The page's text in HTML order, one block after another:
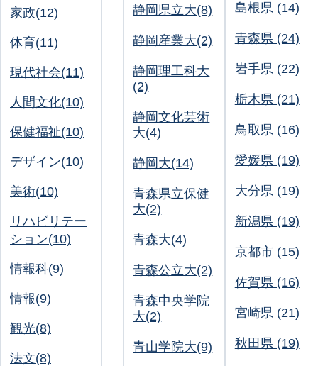
家政(12)
体育(11)
現代社会(11)
人間文化(10)
保健福祉(10)
デザイン(10)
美術(10)
リハビリテー
ション(10)
情報科(9)
情報(9)
観光(8)
法文(8)
静岡県立大(8)
静岡産業大(2)
静岡理工科大
(2)
静岡文化芸術
大(4)
静岡大(14)
青森県立保健
大(2)
青森大(4)
青森公立大(2)
青森中央学院
大(2)
青山学院大(9)
島根県 (14)
青森県 (24)
岩手県 (22)
栃木県 (21)
鳥取県 (16)
愛媛県 (19)
大分県 (19)
新潟県 (19)
京都市 (15)
佐賀県 (16)
宮崎県 (21)
秋田県 (19)